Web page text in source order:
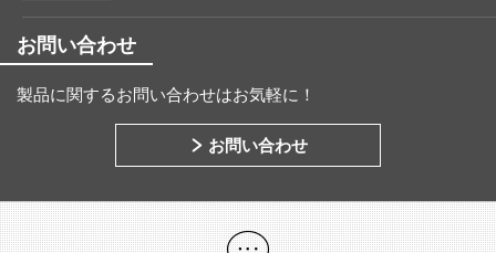
お問い合わせ
製品に関するお問い合わせはお気軽に！
お問い合わせ